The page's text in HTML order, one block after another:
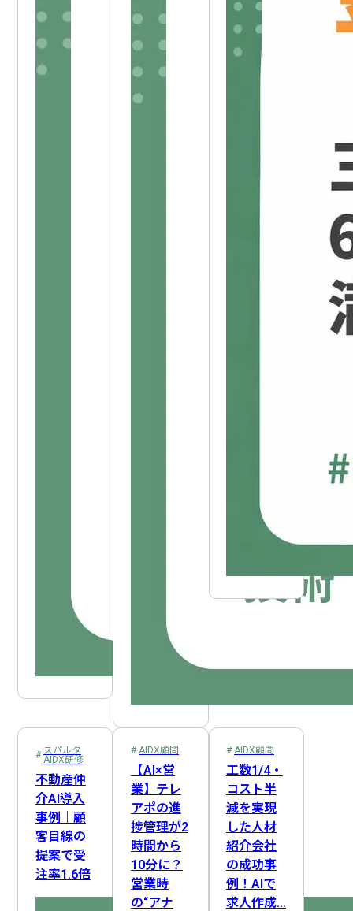
スパルタ
AIDX研修
不動産仲
介AI導入
事例｜顧
客目線の
提案で受
注率1.6倍
AIDX顧問
【AI×営
業】テレ
アポの進
捗管理が2
時間から
10分に？
営業時
の“アナ
AIDX顧問
工数1/4・
コスト半
減を実現
した人材
紹介会社
の成功事
例！AIで
求人作成…